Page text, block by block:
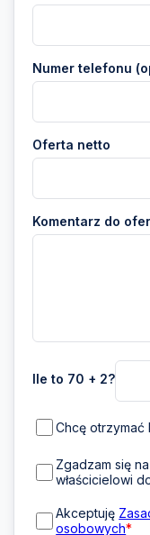
Numer telefonu
Oferta netto
Komentarz do
Ile to 70 + 2?
Chcę otrzymać
Zgadzam się
właścicielowi
Akceptuję
osobowych*